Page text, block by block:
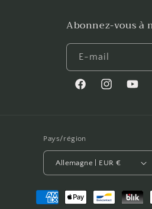
Abonnez-vous à
E-mail
FacebookInstagram
Pays/région
Allemagne | EUR €
Moyens